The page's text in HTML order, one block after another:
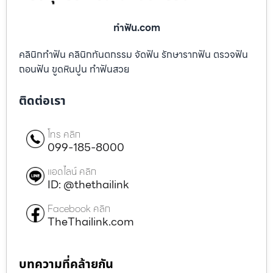
ทําฟัน.com
คลินิกทำฟัน คลินิกทันตกรรม จัดฟัน รักษารากฟัน ตรวจฟัน
ถอนฟัน ขูดหินปูน ทำฟันสวย
ติดต่อเรา
โทร คลิก
099-185-8000
แอดไลน์ คลิก
ID: @thethailink
Facebook คลิก
TheThailink.com
บทความที่คล้ายกัน